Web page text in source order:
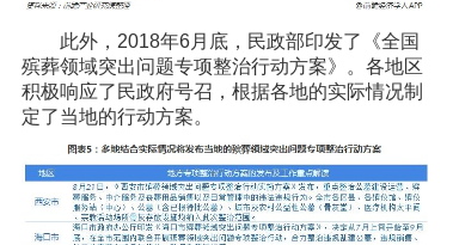
此外，2018年6月底，民政部印发了《全国
殡葬领域突出问题专项整治行动方案》。各地区
积极响应了民政府号召，根据各地的实际情况制
定了当地的行动方案。